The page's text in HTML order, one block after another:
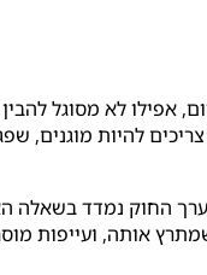
אפילו לא מסוגל
להיות מוגנים,
החוק נמדד בשאלה
אותה, ועייפות